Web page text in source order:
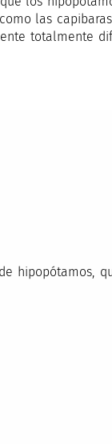
las
totalmente
hipopótamos,